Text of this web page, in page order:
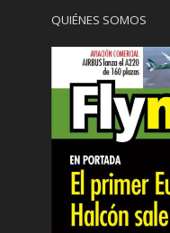
QUIÉNES SOMOS